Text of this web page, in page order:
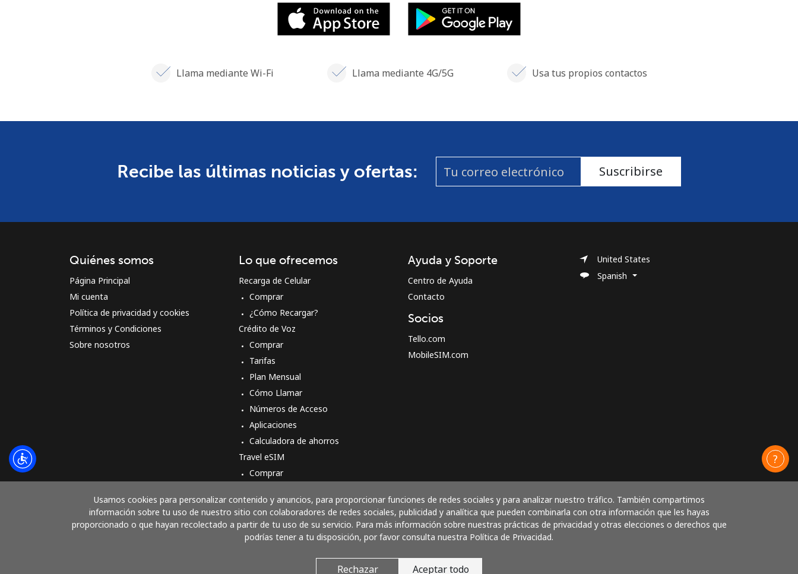
Llama mediante Wi-Fi Llama mediante 4G/5G Usa tus propios contactos
Recibe las últimas noticias y ofertas: Suscribirse
Usamos cookies para personalizar contenido y anuncios, para proporcionar funciones de redes sociales y para analizar nuestro tráfico. También compartimos
información sobre tu uso de nuestro sitio con colaboradores de redes sociales, publicidad y analítica que pueden combinarla con otra información que les hayas
proporcionado o que hayan recolectado a partir de tu uso de su servicio. Para más información sobre nuestras prácticas de privacidad y otras elecciones o derechos que
podrías tener a tu disposición, por favor consulta nuestra Política de Privacidad.
Rechazar Aceptar todo
Quiénes somos
Página Principal
Mi cuenta
Política de privacidad y cookies
Términos y Condiciones
Sobre nosotros
Lo que ofrecemos
Recarga de Celular
Comprar
¿Cómo Recargar?
Crédito de Voz
Comprar
Tarifas
Plan Mensual
Cómo Llamar
Números de Acceso
Aplicaciones
Calculadora de ahorros
Travel eSIM
Comprar
Ayuda y Soporte
Centro de Ayuda
Contacto
Socios
Tello.com
MobileSIM.com
United States
Spanish